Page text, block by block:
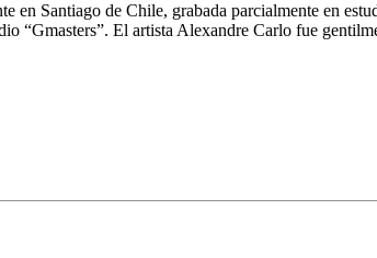
en Santiago de Chile, grabada parcialmente en
“Gmasters”. El artista Alexandre Carlo fue